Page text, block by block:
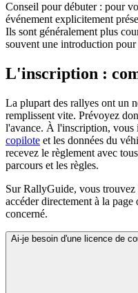
Conseil pour débuter : pour
événement explicitement
Ils sont généralement plus
souvent une introduction pour
L'inscription :
La plupart des rallyes ont un
remplissent vite. Prévoyez
l'avance. À l'inscription, vous
copilote et les données du
recevez le règlement avec
parcours et les règles.
Sur RallyGuide, vous trouvez
accéder directement à la
concerné.
Ai-je besoin d'une licence de